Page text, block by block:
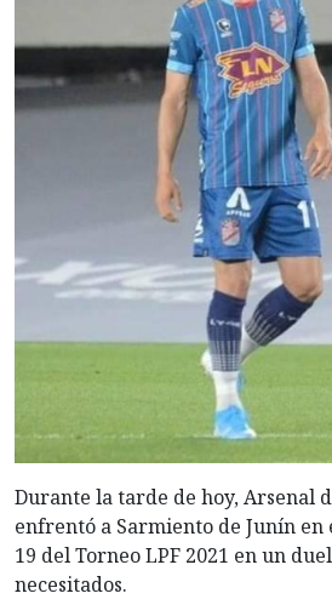
Durante la tarde de hoy, Arsenal
enfrentó a Sarmiento de Junín en
19 del Torneo LPF 2021 en un
necesitados.